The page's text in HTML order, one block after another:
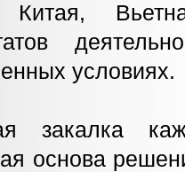
Китая,
условиях.
закалка
основа